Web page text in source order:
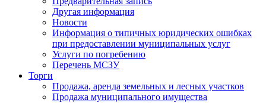
Другая информация
Новости
Информация о типичных юридических ошибках
при предоставлении муниципальных услуг
Услуги по погребению
Перечень МСЗУ
Торги
Продажа, аренда земельных и лесных участков
Продажа муниципального имущества